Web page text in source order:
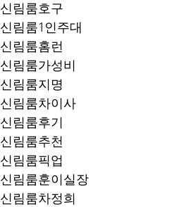
신림룸호구
신림룸1인주대
신림룸홈런
신림룸가성비
신림룸지명
신림룸차이사
신림룸후기
신림룸추천
신림룸훈이실장
신림룸차정희